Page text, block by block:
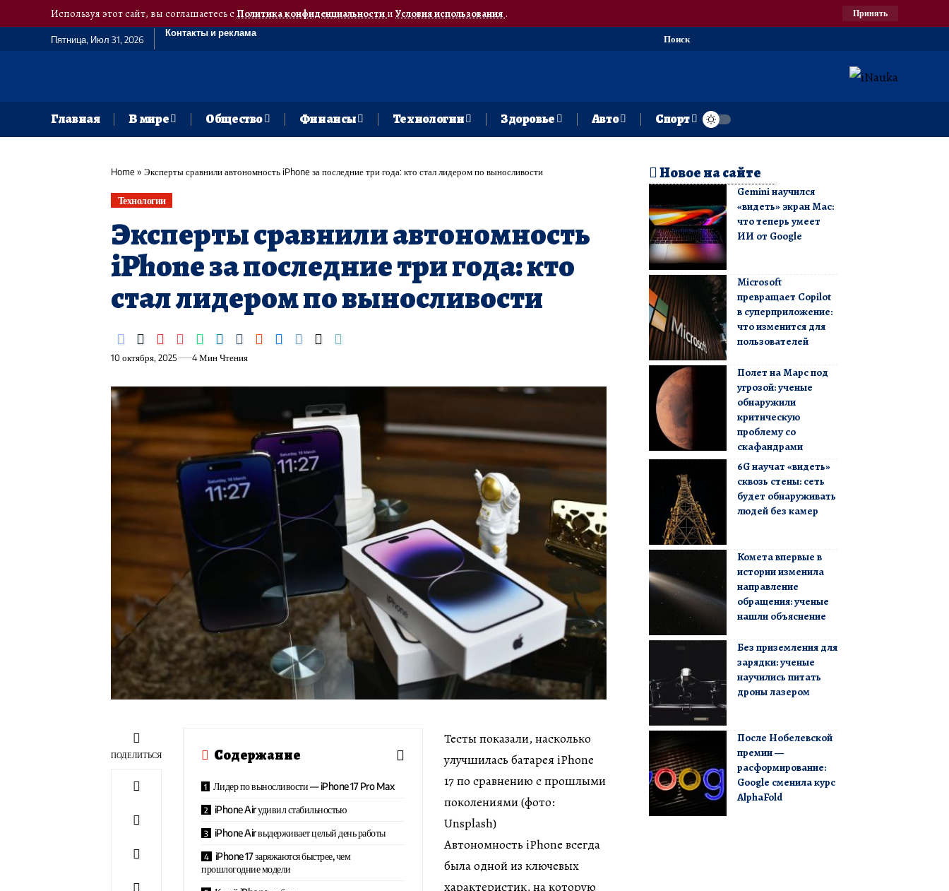
Используя этот сайт, вы соглашаетесь сПолитика конфиденциальностии Условия использования. Принять
Пятница, Июл 31, 2026
Контакты и реклама
Поиск
Главная В мире Общество Финансы Технологии Здоровье Авто Спорт
Home» Эксперты сравнили автономность iPhone за последние три года: кто стал лидером по выносливости
Технологии
Эксперты сравнили автономность
iPhone за последние три года: кто
стал лидером по выносливости
10 октября, 2025 4 Мин Чтения
ПОДЕЛИТЬСЯ Содержание
Лидер по выносливости — iPhone 17 Pro Max
iPhone Air удивил стабильностью
iPhone Air выдерживает целый день работы
iPhone 17 заряжаются быстрее, чем
прошлогодние модели
Тесты показали, насколько
улучшилась батарея iPhone
17 по сравнению с прошлыми
поколениями (фото:
Unsplash)
Автономность iPhone всегда
была одной из ключевых
характеристик, на которую
Новое на сайте
Gemini научился
«видеть» экран Mac:
что теперь умеет
ИИ от Google
Microsoft
превращает Copilot
в суперприложение:
что изменится для
пользователей
Полет на Марс под
угрозой: ученые
обнаружили
критическую
проблему со
скафандрами
6G научат «видеть»
сквозь стены: сеть
будет обнаруживать
людей без камер
Комета впервые в
истории изменила
направление
обращения: ученые
нашли объяснение
Без приземления для
зарядки: ученые
научились питать
дроны лазером
После Нобелевской
премии —
расформирование:
Google сменила курс
AlphaFold